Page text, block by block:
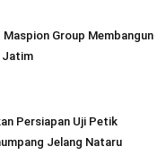
Group Membangun
Jatim
Persiapan Uji Petik
Jelang Nataru